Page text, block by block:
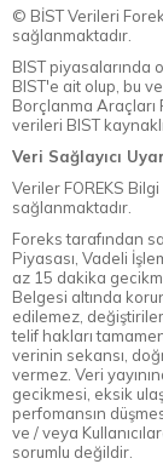
© BİST Verileri
sağlanmaktadır.
BIST piyasalarında
BIST'e ait olup, bu
Borçlanma Araçları
verileri BIST
Veri Sağlayıcı
Veriler FOREKS
sağlanmaktadır.
Foreks tarafından
Piyasası, Vadeli
az 15 dakika
Belgesi altında
edilemez,
telif hakları
verinin sekansı,
vermez. Veri
gecikmesi, eksik
perfomansın
ve / veya
sorumlu değildir.